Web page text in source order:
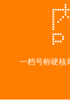
一档号称硬核